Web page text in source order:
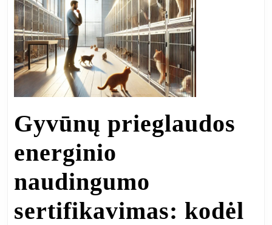
Gyvūnų prieglaudos
energinio
naudingumo
sertifikavimas: kodėl